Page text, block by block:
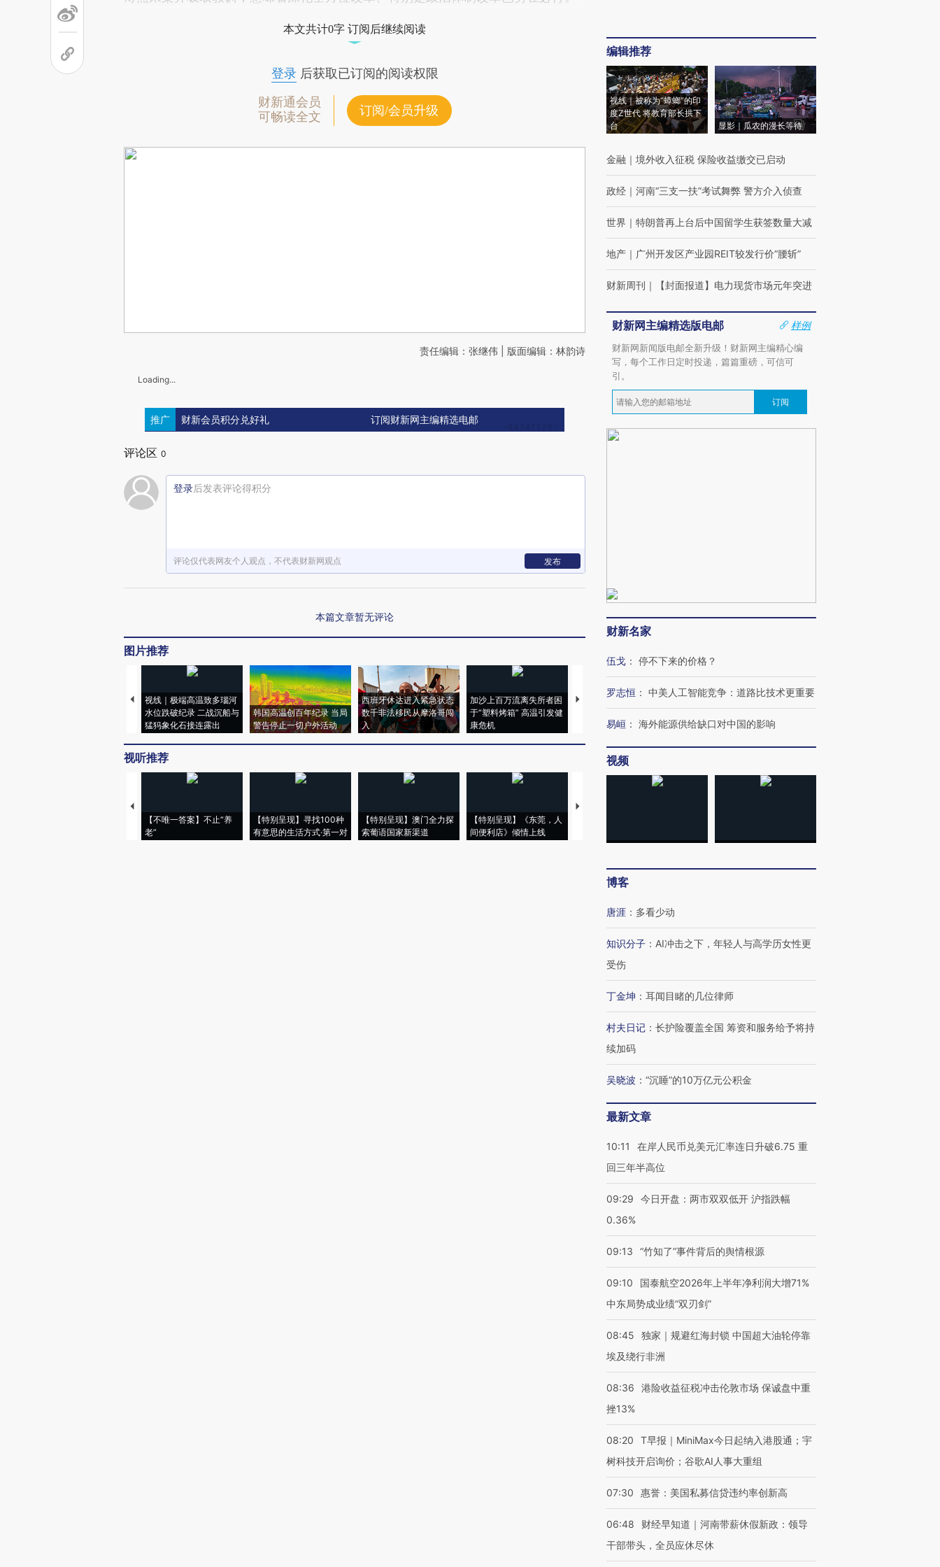
本文共计0字 订阅后继续阅读
登录后获取已订阅的阅读权限
财新通会员
可畅读全文
订阅/会员升级
责任编辑：张继伟 | 版面编辑：林韵诗
Loading...
推广 财新会员积分兑好礼 订阅财新网主编精选电邮
评论区 0
登录后发表评论得积分
评论仅代表网友个人观点，不代表财新网观点 发布
本篇文章暂无评论
图片推荐
视线｜极端高温致多瑙河
水位跌破纪录 二战沉船与
猛犸象化石接连露出
韩国高温创百年纪录 当局
警告停止一切户外活动
西班牙休达进入紧急状态
数千非法移民从摩洛哥闯
入
加沙上百万流离失所者困
于“塑料烤箱” 高温引发健
康危机
马航飞行员跨国走私7万
要防空导弹“救急”
视听推荐
【不唯一答案】不止“养
老”
【特别呈现】寻找100种
有意思的生活方式·第一对
【特别呈现】澳门全力探
索葡语国家新渠道
【特别呈现】《东莞，人
间便利店》倾情上线
【推广】走进第四届链博
编辑推荐
视线｜被称为“蟑螂”的印
度Z世代 将教育部长拱下
台
显影｜瓜农的漫长等待
金融 ｜ 境外收入征税 保险收益缴交已启动
政经 ｜ 河南“三支一扶”考试舞弊 警方介入侦查
世界 ｜ 特朗普再上台后中国留学生获签数量大减
地产 ｜ 广州开发区产业园REIT较发行价“腰斩”
财新周刊 ｜ 【封面报道】电力现货市场元年突进
财新网主编精选版电邮
样例
财新网新闻版电邮全新升级！财新网主编精心编
写，每个工作日定时投递，篇篇重磅，可信可
引。
订阅
财新名家
伍戈 ： 停不下来的价格？
罗志恒 ： 中美人工智能竞争：道路比技术更重要
易峘 ： 海外能源供给缺口对中国的影响
视频
博客
唐涯 ： 多看少动
知识分子 ： AI冲击之下，年轻人与高学历女性更
受伤
丁金坤 ： 耳闻目睹的几位律师
村夫日记 ： 长护险覆盖全国 筹资和服务给予将持
续加码
吴晓波 ： “沉睡”的10万亿元公积金
最新文章
10:11
在岸人民币兑美元汇率连日升破6.75 重
回三年半高位
09:29
今日开盘：两市双双低开 沪指跌幅
0.36%
09:13 “竹知了”事件背后的舆情根源
09:10
国泰航空2026年上半年净利润大增71%
中东局势成业绩“双刃剑”
08:45
独家｜规避红海封锁 中国超大油轮停靠
埃及绕行非洲
08:36
港险收益征税冲击伦敦市场 保诚盘中重
挫13%
08:20
T早报｜MiniMax今日起纳入港股通；宇
树科技开启询价；谷歌AI人事大重组
07:30 惠誉：美国私募信贷违约率创新高
06:48
财经早知道｜河南带薪休假新政：领导
干部带头，全员应休尽休